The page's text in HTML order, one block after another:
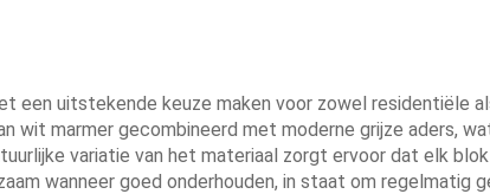
een uitstekende keuze maken voor zowel residentiële
wit marmer gecombineerd met moderne grijze aders,
variatie van het materiaal zorgt ervoor dat elk
wanneer goed onderhouden, in staat om regelmatig